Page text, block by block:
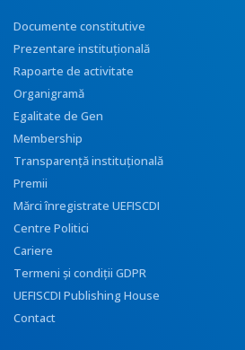
Documente constitutive
Prezentare instituţională
Rapoarte de activitate
Organigramă
Egalitate de Gen
Membership
Transparenţă instituţională
Premii
Mărci înregistrate UEFISCDI
Centre Politici
Cariere
Termeni și condiții GDPR
UEFISCDI Publishing House
Contact